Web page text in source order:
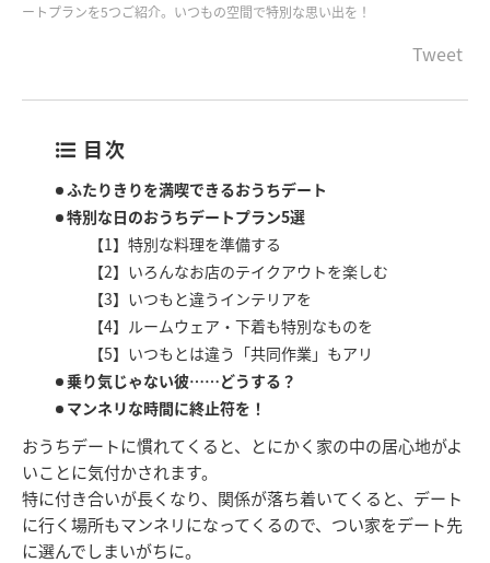
ートプランを5つご紹介。いつもの空間で特別な思い出を！
Tweet
目次
ふたりきりを満喫できるおうちデート
特別な日のおうちデートプラン5選
【1】特別な料理を準備する
【2】いろんなお店のテイクアウトを楽しむ
【3】いつもと違うインテリアを
【4】ルームウェア・下着も特別なものを
【5】いつもとは違う「共同作業」もアリ
乗り気じゃない彼……どうする？
マンネリな時間に終止符を！
おうちデートに慣れてくると、とにかく家の中の居心地がよ
いことに気付かされます。
特に付き合いが長くなり、関係が落ち着いてくると、デート
に行く場所もマンネリになってくるので、つい家をデート先
に選んでしまいがちに。